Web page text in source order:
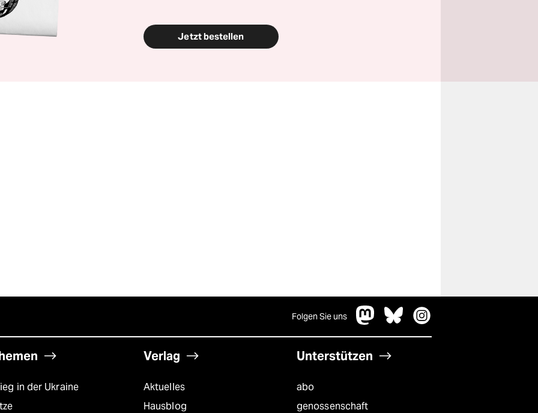
Jetzt bestellen
Folgen Sie uns
in der Ukraine
Verlag
Aktuelles
Hausblog
Unterstützen
abo
genossenschaft